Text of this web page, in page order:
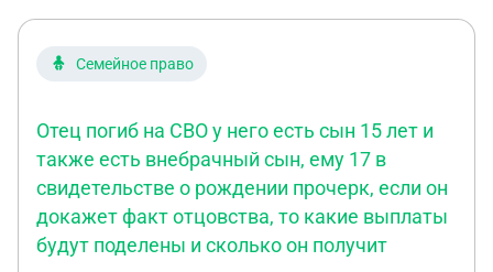
Семейное право
Отец погиб на СВО у него есть сын 15 лет и
также есть внебрачный сын, ему 17 в
свидетельстве о рождении прочерк, если он
докажет факт отцовства, то какие выплаты
будут поделены и сколько он получит